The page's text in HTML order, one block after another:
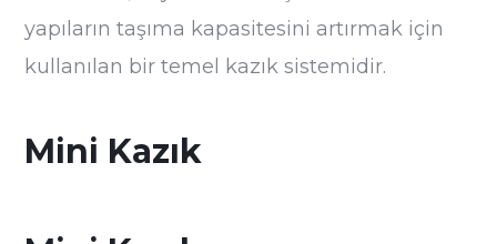
yapıların taşıma kapasitesini artırmak için
kullanılan bir temel kazık sistemidir.
Mini Kazık